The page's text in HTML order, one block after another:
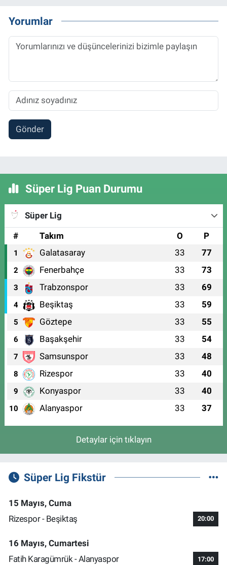
Yorumlar
Gönder
Süper Lig Puan Durumu
Süper Lig
#
Takım O P
1 Galatasaray 33 77
2 Fenerbahçe 33 73
3 Trabzonspor 33 69
4 Beşiktaş 33 59
5 Göztepe 33 55
6 Başakşehir 33 54
7 Samsunspor 33 48
8 Rizespor 33 40
9 Konyaspor 33 40
10 Alanyaspor 33 37
Detaylar için tıklayın
Süper Lig Fikstür
15 Mayıs, Cuma
Rizespor - Beşiktaş
20:00
16 Mayıs, Cumartesi
Fatih Karagümrük - Alanyaspor
17:00